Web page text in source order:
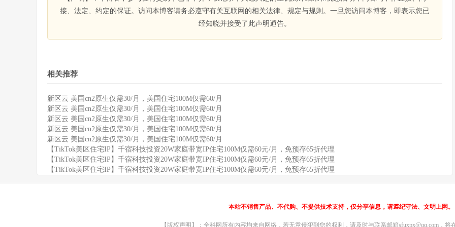
接、法定、约定的保证。访问本博客请务必遵守有关互联网的相关法律、规定与规则。一旦您访问本博客，即表示您已
经知晓并接受了此声明通告。
相关推荐
新区云 美国cn2原生仅需30/月，美国住宅100M仅需60/月
新区云 美国cn2原生仅需30/月，美国住宅100M仅需60/月
新区云 美国cn2原生仅需30/月，美国住宅100M仅需60/月
新区云 美国cn2原生仅需30/月，美国住宅100M仅需60/月
新区云 美国cn2原生仅需30/月，美国住宅100M仅需60/月
【TikTok美区住宅IP】千宿科技投资20W家庭带宽IP住宅100M仅需60元/月，免预存65折代理
【TikTok美区住宅IP】千宿科技投资20W家庭带宽IP住宅100M仅需60元/月，免预存65折代理
【TikTok美区住宅IP】千宿科技投资20W家庭带宽IP住宅100M仅需60元/月，免预存65折代理
本站不销售产品、不代购、不提供技术支持，仅分享信息，请遵纪守法、文明上网。
【版权声明】：全科网所有内容均来自网络，若无意侵犯到您的权利，请及时与联系邮箱sfuxpx@qq.com，将